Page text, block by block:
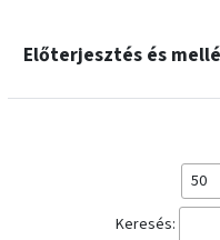
Előterjesztés és
Keresés: